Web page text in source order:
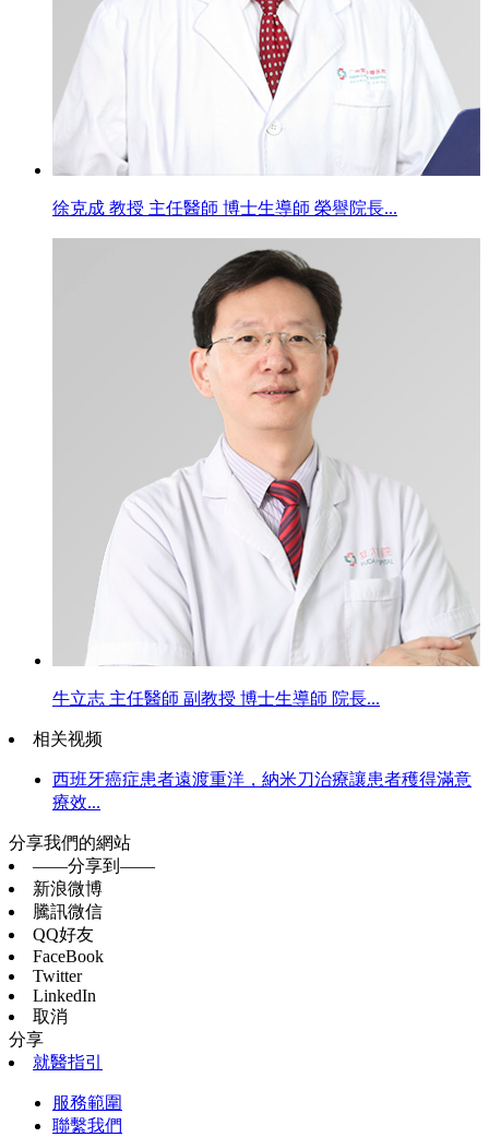
徐克成 教授 主任醫師 博士生導師 榮譽院長...
牛立志 主任醫師 副教授 博士生導師 院長...
相关视频
西班牙癌症患者遠渡重洋，納米刀治療讓患者穫得滿意
療效...
分享我們的網站
——分享到——
新浪微博
騰訊微信
QQ好友
FaceBook
Twitter
LinkedIn
取消
分享
就醫指引
服務範圍
聯繫我們